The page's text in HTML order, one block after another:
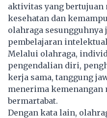
aktivitas yang bertujuan
kesehatan dan
olahraga
pembelajaran
Melalui olahraga,
pengendalian diri,
kerja sama, tanggung
menerima kemenangan
bermartabat.
Dengan kata lain,